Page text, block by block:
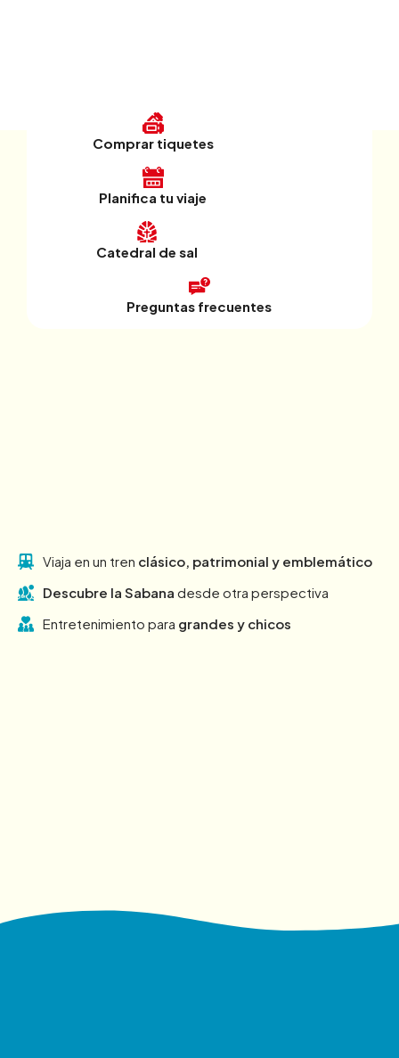
Comprar tiquetes
Planifica tu viaje
Catedral de sal
Preguntas frecuentes
Viaja en un tren clásico, patrimonial y emblemático
Descubre la Sabana desde otra perspectiva
Entretenimiento para grandes y chicos